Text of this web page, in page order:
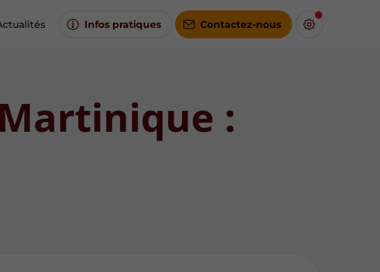
Infos pratiques Contactez-nous
: